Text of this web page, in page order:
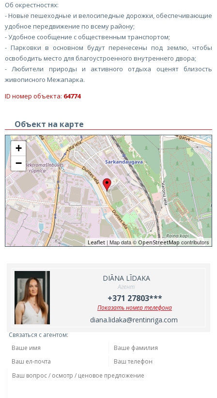
Об окрестностях:
- Новые пешеходные и велосипедные дорожки, обеспечивающие
удобное передвижение по всему району;
- Удобное сообщение с общественным транспортом;
- Парковки в основном будут перенесены под землю, чтобы
освободить место для благоустроенного внутреннего двора;
- Любители природы и активного отдыха оценят близость
живописного Межапарка.
ID номер объекта: 64774
Объект на карте
+
−
Leaflet | Map data ©OpenStreetMap contributors
DIĀNA LĪDAKA
Агент
+371 27803***
Показать номер телефона
diana.lidaka@rentinriga.com
Связаться с агентом: